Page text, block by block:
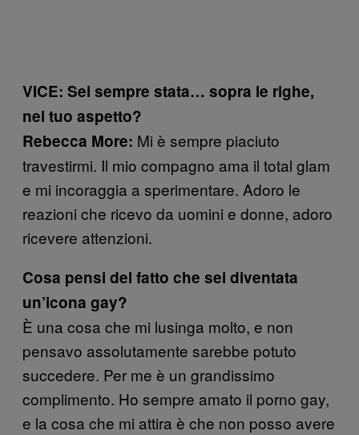
VICE: Sei sempre stata… sopra le righe,
nel tuo aspetto?
Rebecca More: Mi è sempre piaciuto
travestirmi. Il mio compagno ama il total glam
e mi incoraggia a sperimentare. Adoro le
reazioni che ricevo da uomini e donne, adoro
ricevere attenzioni.
Cosa pensi del fatto che sei diventata
un’icona gay?
È una cosa che mi lusinga molto, e non
pensavo assolutamente sarebbe potuto
succedere. Per me è un grandissimo
complimento. Ho sempre amato il porno gay,
e la cosa che mi attira è che non posso avere